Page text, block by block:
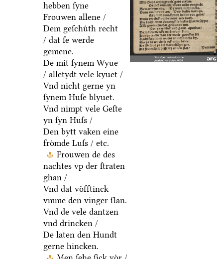
hebben ſyne
Frouwen allene /
Dem geſchuͤth recht
/ dat ſe werde
gemene.
De mit ſynem Wyue
/ alletydt vele kyuet /
Vnd nicht gerne yn
ſynem Huſe blyuet.
Vnd nimpt vele Geſte
yn ſyn Huſs /
Den bytt vaken eine
froͤmde Luſs / etc.
Frouwen de des
nachtes vp der ſtraten
ghan /
Vnd dat voͤfftinck
vmme den vinger ſlan.
Vnd de vele dantzen
vnd drincken /
De laten den Hundt
gerne hincken.